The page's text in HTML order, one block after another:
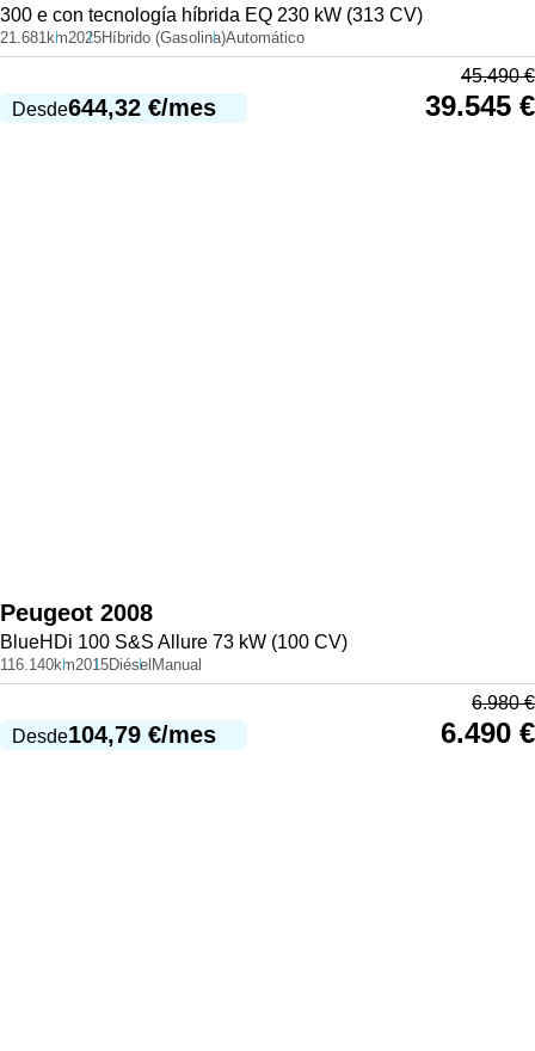
300 e con tecnología híbrida EQ 230 kW (313 CV)
21.681km2025Híbrido (Gasolina)Automático
Desde644,32 €/mes
45.490€
39.545 €
Peugeot 2008
BlueHDi 100 S&S Allure 73 kW (100 CV)
116.140km2015Diésel Manual
Desde104,79 €/mes
6.980€
6.490 €